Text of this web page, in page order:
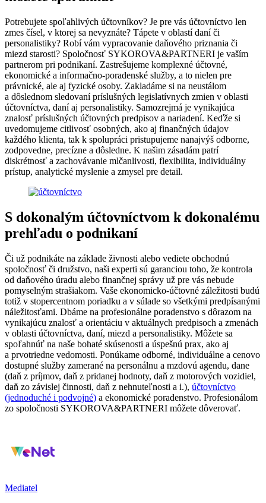
Potrebujete spoľahlivých účtovníkov? Je pre vás účtovníctvo len
zmes čísel, v ktorej sa nevyznáte? Tápete v oblastí daní či
personalistiky? Robí vám vypracovanie daňového priznania či
miezd starosti? Spoločnosť SYKOROVA&PARTNERI je vaším
partnerom pri podnikaní. Zastrešujeme komplexné účtovné,
ekonomické a informačno-poradenské služby, a to nielen pre
právnické, ale aj fyzické osoby. Zakladáme si na neustálom
a dôslednom sledovaní príslušných legislatívnych zmien v oblasti
účtovníctva, daní aj personalistiky. Samozrejmá je vynikajúca
znalosť príslušných účtovných predpisov a nariadení. Keďže si
uvedomujeme citlivosť osobných, ako aj finančných údajov
každého klienta, tak k spolupráci pristupujeme nanajvýš odborne,
zodpovedne, precízne a dôsledne. K našim zásadám patrí
diskrétnosť a zachovávanie mlčanlivosti, flexibilita, individuálny
prístup, analytické myslenie a zmysel pre detail.
S dokonalým účtovníctvom k dokonalému
prehľadu o podnikaní
Či už podnikáte na základe živnosti alebo vediete obchodnú
spoločnosť či družstvo, naši experti sú garanciou toho, že kontrola
od daňového úradu alebo finančnej správy už pre vás nebude
pomyselným strašiakom. Vaše ekonomicko-účtovné záležitosti budú
totiž v stopercentnom poriadku a v súlade so všetkými predpísanými
náležitosťami. Dbáme na profesionálne poradenstvo s dôrazom na
vynikajúcu znalosť a orientáciu v aktuálnych predpisoch a zmenách
v oblasti účtovníctva, daní, miezd a personalistiky. Môžete sa
spoľahnúť na naše bohaté skúsenosti a úspešnú prax, ako aj
a prvotriedne vedomosti. Ponúkame odborné, individuálne a cenovo
dostupné služby zamerané na personálnu a mzdovú agendu, dane
(daň z príjmov, daň z pridanej hodnoty, daň z motorových vozidiel,
daň zo závislej činnosti, daň z nehnuteľnosti a i.), účtovníctvo
(jednoduché i podvojné) a ekonomické poradenstvo. Profesionálom
zo spoločnosti SYKOROVA&PARTNERI môžete dôverovať.
Mediatel